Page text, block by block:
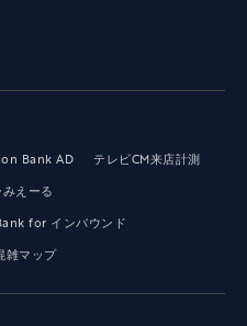
Bank AD
テレビCM来店計測
えーる
for インバウンド
雑マップ